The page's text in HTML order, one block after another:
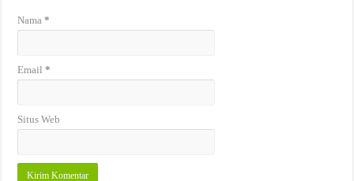
Nama*
Email*
Situs Web